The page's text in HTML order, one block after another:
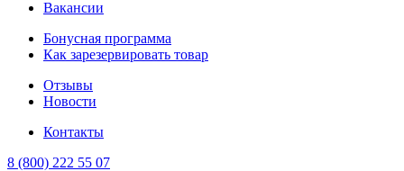
Вакансии
Бонусная программа
Как зарезервировать товар
Отзывы
Новости
Контакты
8 (800) 222 55 07